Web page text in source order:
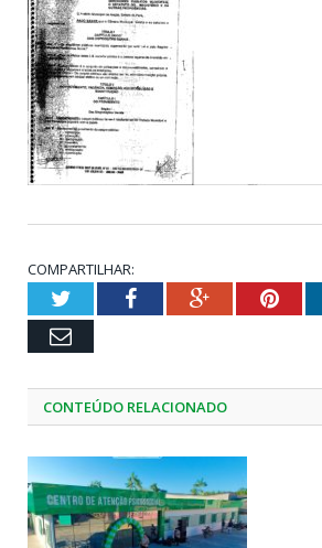
COMPARTILHAR:
TwitterFacebookGoogle+
Email
CONTEÚDO RELACIONADO